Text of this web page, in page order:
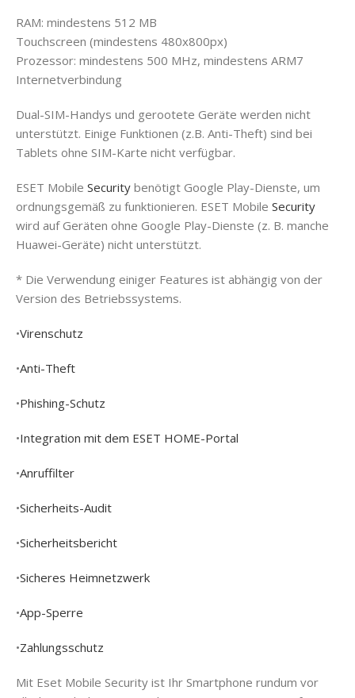
RAM: mindestens 512 MB
Touchscreen (mindestens 480x800px)
Prozessor: mindestens 500 MHz, mindestens ARM7
Internetverbindung
Dual-SIM-Handys und gerootete Geräte werden nicht
unterstützt. Einige Funktionen (z.B. Anti-Theft) sind bei
Tablets ohne SIM-Karte nicht verfügbar.
ESET Mobile Security benötigt Google Play-Dienste, um
ordnungsgemäß zu funktionieren. ESET Mobile Security
wird auf Geräten ohne Google Play-Dienste (z. B. manche
Huawei-Geräte) nicht unterstützt.
* Die Verwendung einiger Features ist abhängig von der
Version des Betriebssystems.
•Virenschutz
•Anti-Theft
•Phishing-Schutz
•Integration mit dem ESET HOME-Portal
•Anruffilter
•Sicherheits-Audit
•Sicherheitsbericht
•Sicheres Heimnetzwerk
•App-Sperre
•Zahlungsschutz
Mit Eset Mobile Security ist Ihr Smartphone rundum vor